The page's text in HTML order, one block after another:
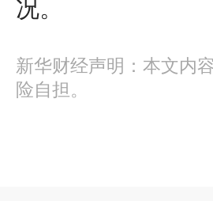
况。
新华财经声明：本文内
险自担。